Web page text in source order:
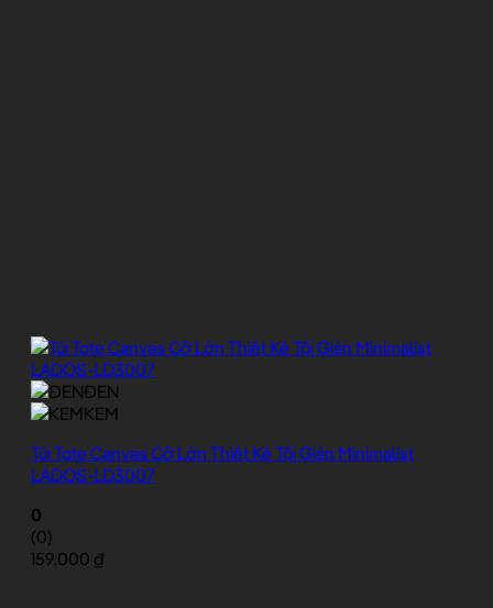
ĐEN
KEM
Túi Tote Canvas Cỡ Lớn Thiết Kế Tối Giản Minimalist
LADOS-LD3007
0
(0)
159.000 ₫